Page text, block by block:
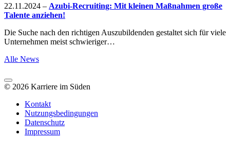
22.11.2024 – Azubi-Recruiting: Mit kleinen Maßnahmen große
Talente anziehen!
Die Suche nach den richtigen Auszubildenden gestaltet sich für viele
Unternehmen meist schwieriger…
Alle News
© 2026 Karriere im Süden
Kontakt
Nutzungsbedingungen
Datenschutz
Impressum